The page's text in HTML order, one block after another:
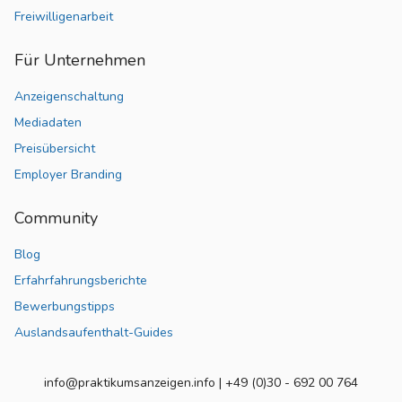
Freiwilligenarbeit
Für Unternehmen
Anzeigenschaltung
Mediadaten
Preisübersicht
Employer Branding
Community
Blog
Erfahrfahrungsberichte
Bewerbungstipps
Auslandsaufenthalt-Guides
info@praktikumsanzeigen.info | +49 (0)30 - 692 00 764